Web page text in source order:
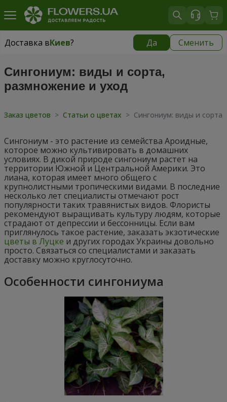
Доставка вКиев? Да Сменить
Доставка вКиев
Сингониум: виды и сорта,
размножение и уход
Заказ цветов > Статьи о цветах > Сингониум: виды и
Сингониум - это растение из семейства Ароидные,
которое можно культивировать в домашних
условиях. В дикой природе сингониум растет на
территории Южной и Центральной Америки. Это
лиана, которая имеет много общего с
крупнолистными тропическими видами. В последние
несколько лет специалисты отмечают рост
популярности таких травянистых видов. Флористы
рекомендуют выращивать культуру людям, которые
страдают от депрессии и бессонницы. Если вам
приглянулось такое растение, заказать экзотические
цветы в Луцке и других городах Украины довольно
просто. Связаться со специалистами и заказать
доставку можно круглосуточно.
Особенности сингониума